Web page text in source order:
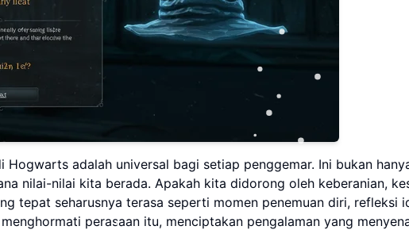
adalah universal bagi setiap penggemar. Ini bukan
nilai-nilai kita berada. Apakah kita didorong oleh keberanian,
tepat seharusnya terasa seperti momen penemuan diri, refleksi
perasaan itu, menciptakan pengalaman yang